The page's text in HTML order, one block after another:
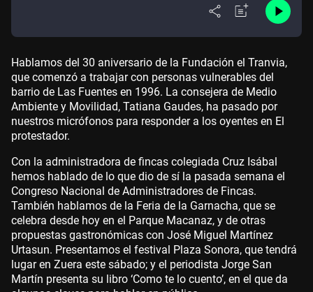
Hablamos del 30 aniversario de la Fundación el Tranvia,
que comenzó a trabajar con personas vulnerables del
barrio de Las Fuentes en 1996. La consejera de Medio
Ambiente y Movilidad, Tatiana Gaudes, ha pasado por
nuestros micrófonos para responder a los oyentes en El
protestador.
Con la administradora de fincas colegiada Cruz Isábal
hemos hablado de lo que dio de sí la pasada semana el
Congreso Nacional de Administradores de Fincas.
También hablamos de la Feria de la Garnacha, que se
celebra desde hoy en el Parque Macanaz, y de otras
propuestas gastronómicas con José Miguel Martínez
Urtasun. Presentamos el festival Plaza Sonora, que tendrá
lugar en Zuera este sábado; y el periodista Jorge San
Martín presenta su libro ‘Como te lo cuento’, en el que da